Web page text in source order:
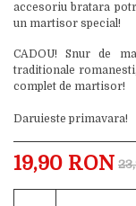
accesoriu bratara
un martisor special!
CADOU! Snur de
traditionale
complet de martisor!
Daruieste primavara!
19,90 RON